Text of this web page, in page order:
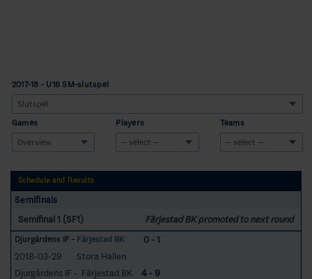
2017-18 - U16 SM-slutspel
Games Players Teams
Schedule and Results
Semifinals
Semifinal 1 (SF1)
Färjestad BK promoted to next round
Djurgårdens IF - Färjestad BK
0 - 1
2018-03-29
Stora Hallen
Djurgårdens IF - Färjestad BK
4 - 9